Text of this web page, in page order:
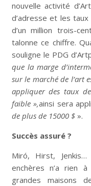
nouvelle activité
d’adresse et les
d’un million trois-
talonne ce chiffre.
souligne le PDG
que la marge
sur le marché de l’art
appliquer des taux
faible »,ainsi sera
de plus de 15000 $ ».
Succès assuré ?
Miró, Hirst,
enchères n’a rien
grandes maisons